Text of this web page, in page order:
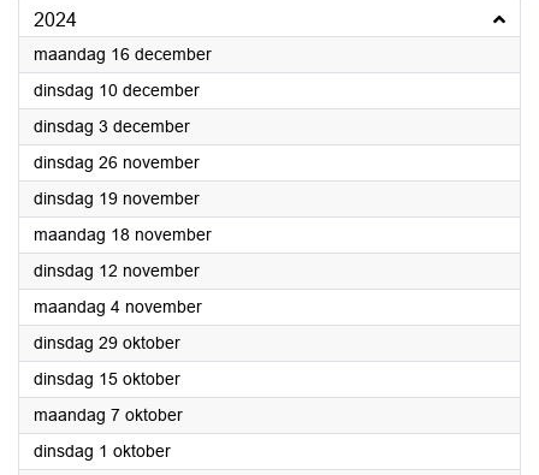
2024
maandag 16 december2024
dinsdag 10 december2024
dinsdag 3 december2024
dinsdag 26 november2024
dinsdag 19 november2024
maandag 18 november2024
dinsdag 12 november2024
maandag 4 november2024
dinsdag 29 oktober2024
dinsdag 15 oktober2024
maandag 7 oktober2024
dinsdag 1 oktober2024